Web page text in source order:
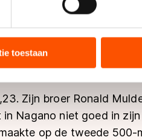
met onze partners voor
die u aan hen heeft verstrekt of
aan landen buiten de EU,
op ‘Toestaan’ te klikken,
toestaan
Zijn broer Ronald
Nagano niet goed in
op de tweede 500-